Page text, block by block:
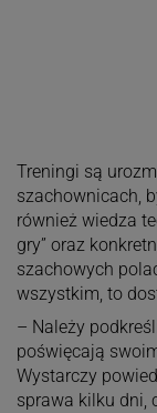
Treningi są
szachownicach,
również wiedza
gry” oraz
szachowych
wszystkim, to
– Należy
poświęcają
Wystarczy
sprawa kilku dni,